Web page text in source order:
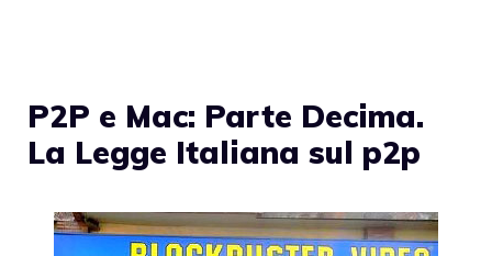
P2P e Mac: Parte Decima.
La Legge Italiana sul p2p